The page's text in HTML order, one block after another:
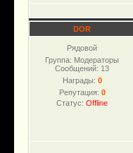
DOR
Рядовой
Группа: Модераторы
Сообщений: 13
Награды: 0
Репутация: 0
Статус:Offline